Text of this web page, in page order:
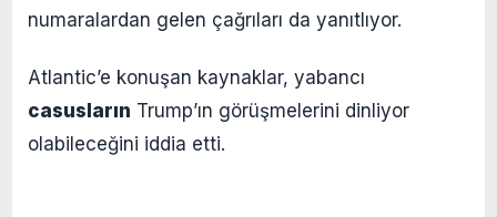
numaralardan gelen çağrıları da yanıtlıyor.
Atlantic’e konuşan kaynaklar, yabancı
casusların Trump’ın görüşmelerini dinliyor
olabileceğini iddia etti.